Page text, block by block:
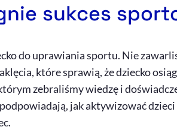
sukces
do uprawiania sportu. Nie
które sprawią, że dziecko
zebraliśmy wiedzę i
jak aktywizować dzieci